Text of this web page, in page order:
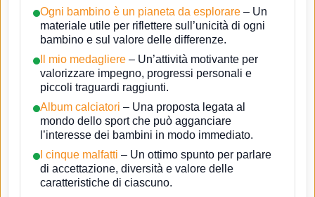
Ogni bambino è un pianeta da esplorare – Un
materiale utile per riflettere sull’unicità di ogni
bambino e sul valore delle differenze.
Il mio medagliere – Un’attività motivante per
valorizzare impegno, progressi personali e
piccoli traguardi raggiunti.
Album calciatori – Una proposta legata al
mondo dello sport che può agganciare
l’interesse dei bambini in modo immediato.
I cinque malfatti – Un ottimo spunto per parlare
di accettazione, diversità e valore delle
caratteristiche di ciascuno.